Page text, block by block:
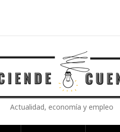
Actualidad, economía y empleo